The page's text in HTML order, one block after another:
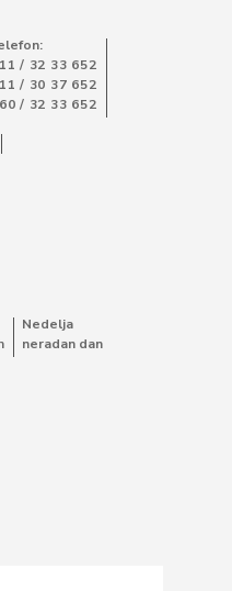
/ 32 33 652
/ 30 37 652
/ 32 33 652
Nedelja
neradan dan